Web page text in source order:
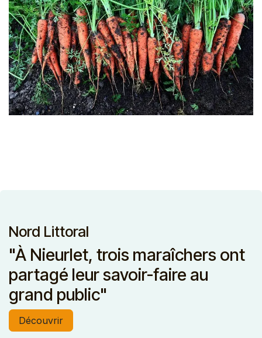
Nord Littoral
"À Nieurlet, trois maraîchers ont
partagé leur savoir-faire au
grand public"
Découvrir